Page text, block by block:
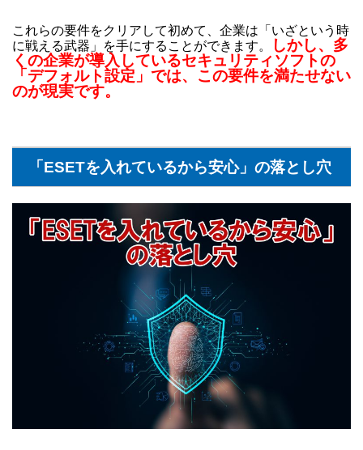
これらの要件をクリアして初めて、企業は「いざという時
に戦える武器」を手にすることができます。
しかし、多
くの企業が導入しているセキュリティソフトの
「デフォルト設定」では、この要件を満たせない
のが現実です。
「ESETを入れているから安心」の落とし穴